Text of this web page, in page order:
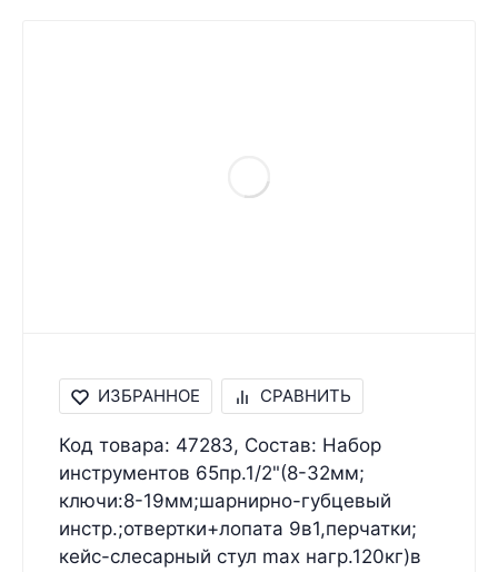
ИЗБРАННОЕ СРАВНИТЬ
Код товара: 47283, Состав: Набор
инструментов 65пр.1/2"(8-32мм;
ключи:8-19мм;шарнирно-губцевый
инстр.;отвертки+лопата 9в1,перчатки;
кейс-слесарный стул max нагр.120кг)в